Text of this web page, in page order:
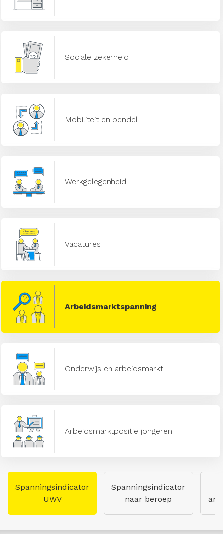
Sociale zekerheid
Mobiliteit en pendel
Werkgelegenheid
Vacatures
Arbeidsmarktspanning
Onderwijs en arbeidsmarkt
Arbeidsmarktpositie jongeren
Spanningsindicator
UWV
Spanningsindicator
naar beroep